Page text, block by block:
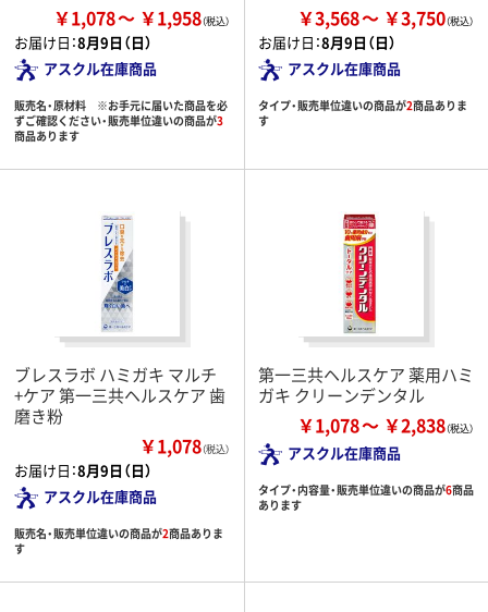
￥1,078 ￥1,958
お届け日：8月9日（日）
アスクル在庫商品
販売名・原材料 ※お手元に届いた商品を必
ずご確認ください・販売単位違いの商品が3
商品あります
￥3,568 ￥3,750
お届け日：8月9日（日）
アスクル在庫商品
タイプ・販売単位違いの商品が2商品ありま
す
ブレスラボ ハミガキ マルチ
+ケア 第一三共ヘルスケア 歯
磨き粉
￥1,078（税込）
お届け日：8月9日（日）
アスクル在庫商品
販売名・販売単位違いの商品が2商品ありま
す
第一三共ヘルスケア 薬用ハミ
ガキ クリーンデンタル
￥1,078 ￥2,838
アスクル在庫商品
タイプ・内容量・販売単位違いの商品が6商品
あります